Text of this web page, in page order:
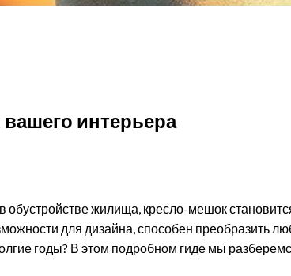
интерьера
жилища, кресло-мешок
для дизайна, способен преобразить
годы? В этом подробном гиде мы